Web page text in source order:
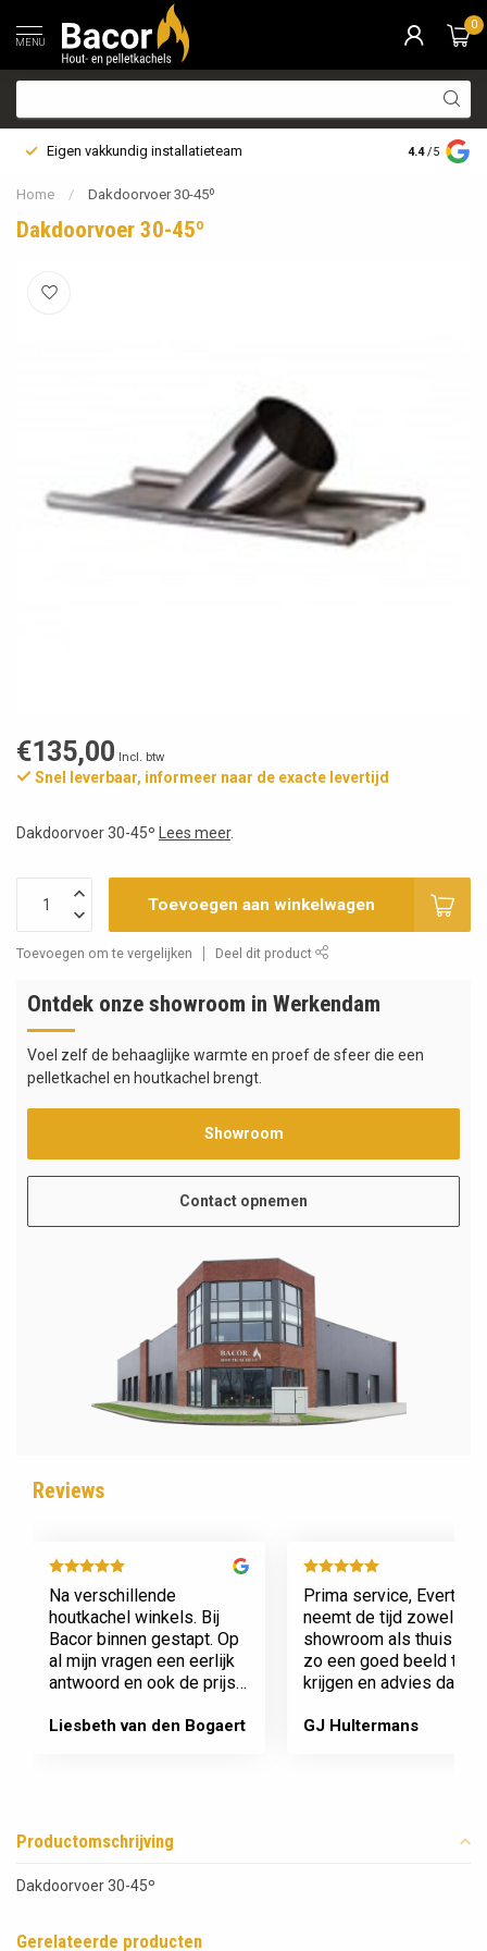
MENU
0
Eigen vakkundig installatieteam Bezorging
4.4 /5
Home / Dakdoorvoer 30-45º
Dakdoorvoer 30-45º
€135,00 Incl. btw
Snel leverbaar, informeer naar de exacte levertijd
Dakdoorvoer 30-45º Lees meer.
Toevoegen aan winkelwagen
Toevoegen om te vergelijken Deel dit product
Ontdek onze showroom in Werkendam
Voel zelf de behaaglijke warmte en proef de sfeer die een
pelletkachel en houtkachel brengt.
Showroom
Contact opnemen
Reviews
Na verschillende
houtkachel winkels. Bij
Bacor binnen gestapt. Op
al mijn vragen een eerlijk
antwoord en ook de prijs
Afspraak is afspraak geen
Liesbeth van den Bogaert
Prima service, Evert
neemt de tijd zowel in
showroom als thuis om
zo een goed beeld te
krijgen en advies daarop
nieuwe kachel. Komt
GJ Hultermans
Productomschrijving
Dakdoorvoer 30-45º
Gerelateerde producten